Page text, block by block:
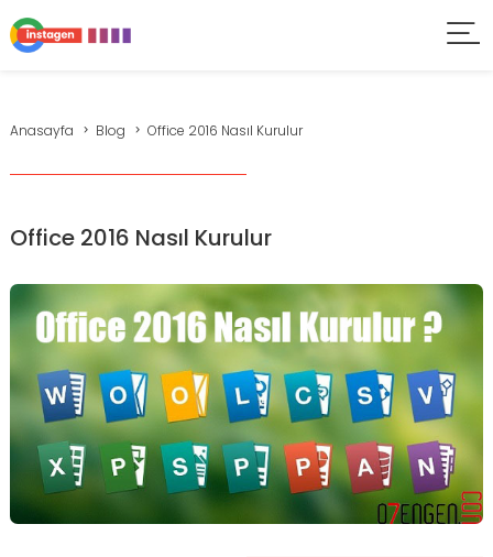
Anasayfa Blog Office 2016 Nasıl Kurulur
Office 2016 Nasıl Kurulur